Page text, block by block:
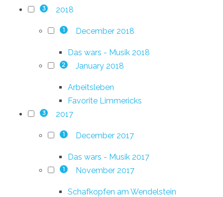
3 2018
1 December 2018
Das wars - Musik 2018
2 January 2018
Arbeitsleben
Favorite Limmericks
3 2017
1 December 2017
Das wars - Musik 2017
1 November 2017
Schafkopfen am Wendelstein